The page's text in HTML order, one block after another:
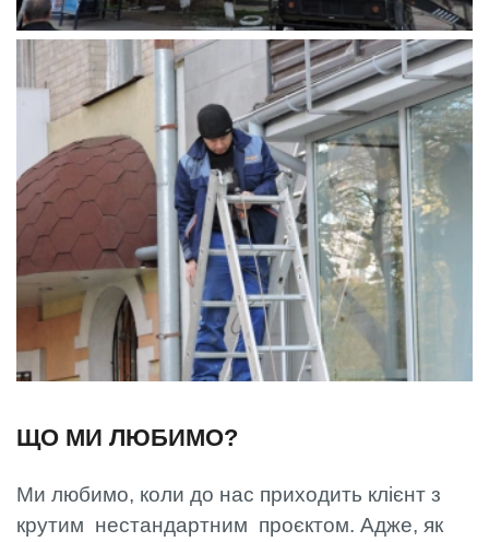
ЩО МИ ЛЮБИМО?
Ми любимо, коли до нас приходить клієнт з
крутим нестандартним проєктом. Адже, як